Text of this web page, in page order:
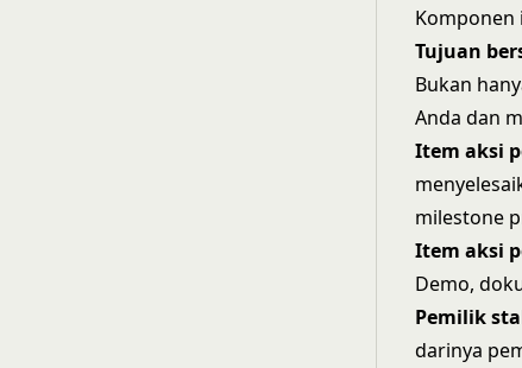
Komponen
Tujuan
Bukan
Anda dan
Item aksi
milestone
Item aksi
Demo,
Pemilik
darinya